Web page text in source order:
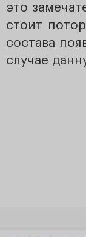
это
стоит
состава
случае